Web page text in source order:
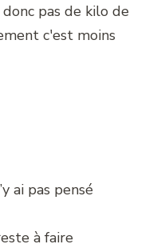
pas de kilo de
c'est moins
ai pas pensé
à faire